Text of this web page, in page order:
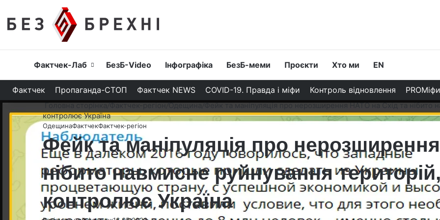
Головна
Фактчек-Лаб БезБ-Video Інфографіка БезБ-меми Проєкти Хто ми EN
Фактчек Пропаганда-СТОП Фактчек NEWS COVID-19. Правда і міфи Контроль відновлення PROМіфи
Головна сторінка/Фактчек-регіон/Одещина/Фейк та маніпуляція про нерозширення НАТО на Схід та нібито
контролює Україна
ОдещинаФактчекФактчек-регіон
Фейк та маніпуляція про
нібито навмисне руйнування
контролює Україна